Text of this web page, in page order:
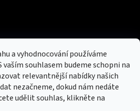
a vyhodnocování používáme
souhlasem budeme schopni na
relevantnější nabídky našich
nezačneme, dokud nám nedáte
udělit souhlas, klikněte na